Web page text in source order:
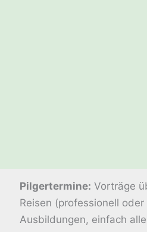
Pilgertermine: Vorträge
Reisen (professionell
Ausbildungen, einfach